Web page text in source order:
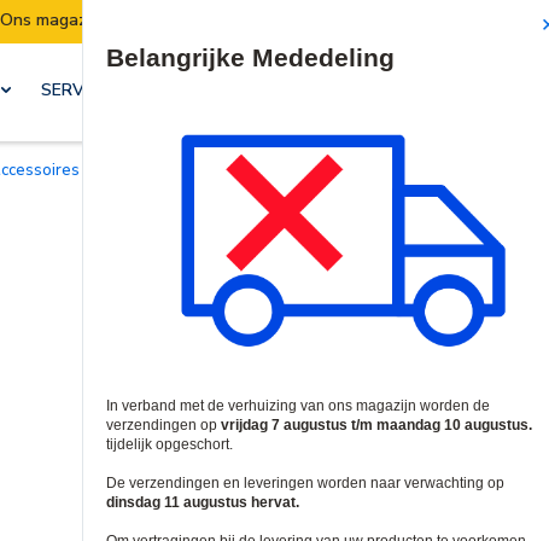
Verzendingen worden van 7 t/m 10 augustus opgeschort.
SERVICES & OPLOSSINGEN
Accessoires voor Keypads en Lezers